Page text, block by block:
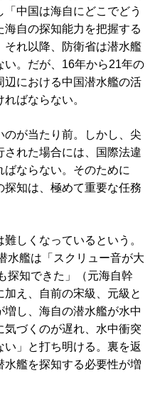
中国は海自にどこでどう
自の探知能力を把握する
それ以降、防衛省は潜水艦
い。だが、16年から21年の
における中国潜水艦の活
ばならない。
が当たり前。しかし、尖
れた場合には、国際法違
ばならない。そのために
探知は、極めて重要な任務
しくなっているという。
水艦は「スクリュー音が大
探知できた」（元海自幹
え、自前の宋級、元級と
し、海自の潜水艦が水中
づくのが遅れ、水中衝突
」と打ち明ける。裏を返
艦を探知する必要性が増